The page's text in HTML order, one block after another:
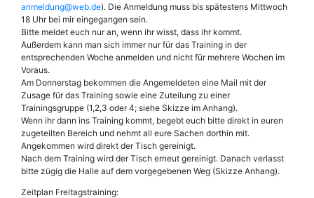
anmeldung@web.de). Die Anmeldung muss bis spätestens Mittwoch
18 Uhr bei mir eingegangen sein.
Bitte meldet euch nur an, wenn ihr wisst, dass ihr kommt.
Außerdem kann man sich immer nur für das Training in der
entsprechenden Woche anmelden und nicht für mehrere Wochen im
Voraus.
Am Donnerstag bekommen die Angemeldeten eine Mail mit der
Zusage für das Training sowie eine Zuteilung zu einer
Trainingsgruppe (1,2,3 oder 4; siehe Skizze im Anhang).
Wenn ihr dann ins Training kommt, begebt euch bitte direkt in euren
zugeteilten Bereich und nehmt all eure Sachen dorthin mit.
Angekommen wird direkt der Tisch gereinigt.
Nach dem Training wird der Tisch erneut gereinigt. Danach verlasst
bitte zügig die Halle auf dem vorgegebenen Weg (Skizze Anhang).
Zeitplan Freitagstraining: